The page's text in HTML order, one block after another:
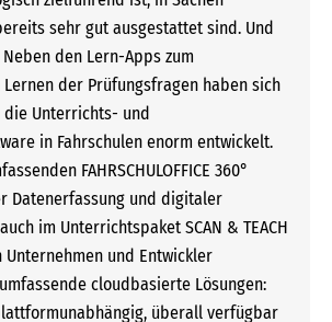
sehr gut ausgestattet sind. Und
den Lern-Apps zum
der Prüfungsfragen haben sich
die Unterrichts- und
in Fahrschulen enorm entwickelt.
FAHRSCHULOFFICE 360°
Datenerfassung und digitaler
im Unterrichtspaket SCAN & TEACH
Unternehmen und Entwickler
cloudbasierte Lösungen:
überall verfügbar